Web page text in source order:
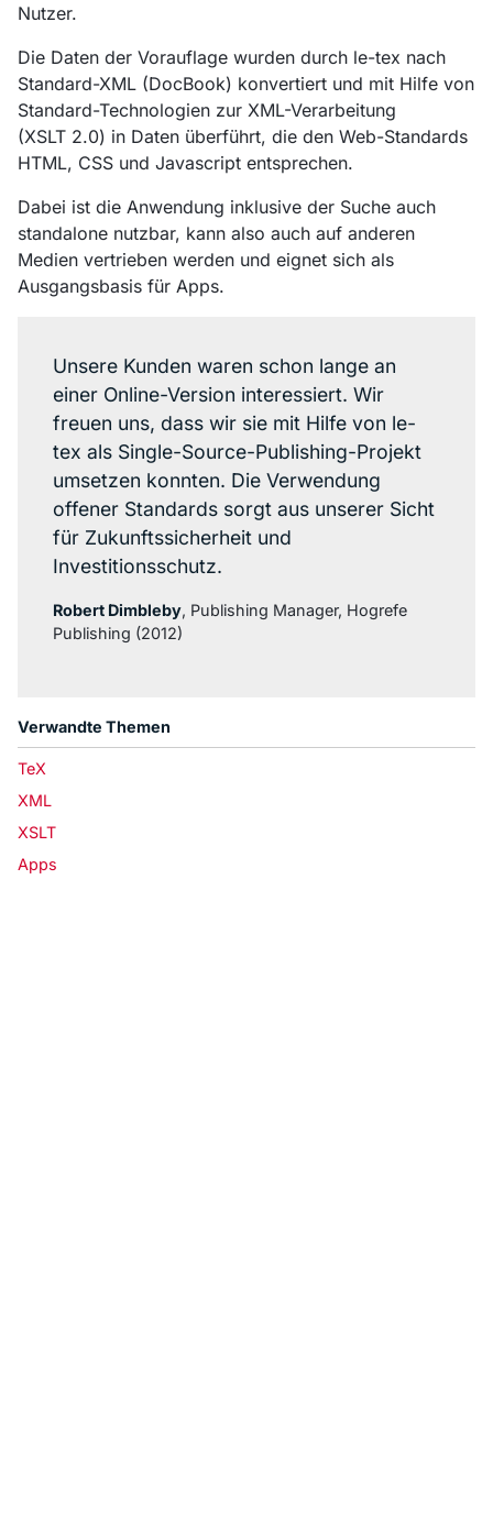
Nutzer.
Die Daten der Vorauflage wurden durch le-tex nach
Standard-XML (DocBook) konvertiert und mit Hilfe von
Standard-Technologien zur XML-Verarbeitung
(XSLT 2.0) in Daten überführt, die den Web-Standards
HTML, CSS und Javascript entsprechen.
Dabei ist die Anwendung inklusive der Suche auch
standalone nutzbar, kann also auch auf anderen
Medien vertrieben werden und eignet sich als
Ausgangsbasis für Apps.
Unsere Kunden waren schon lange an
einer Online-Version interessiert. Wir
freuen uns, dass wir sie mit Hilfe von le-
tex als Single-Source-Publishing-Projekt
umsetzen konnten. Die Verwendung
offener Standards sorgt aus unserer Sicht
für Zukunftssicherheit und
Investitionsschutz.
Robert Dimbleby, Publishing Manager, Hogrefe
Publishing (2012)
Verwandte Themen
TeX
XML
XSLT
Apps